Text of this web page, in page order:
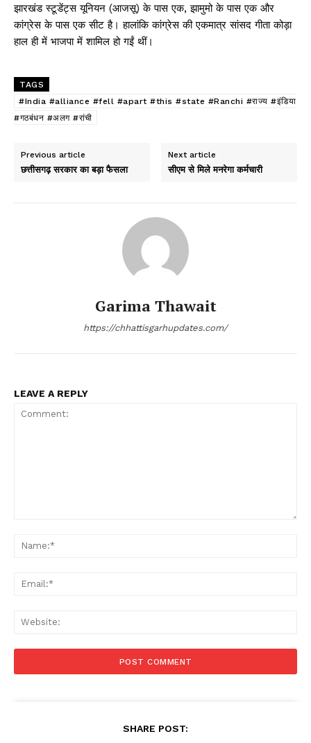
झारखंड स्टूडेंट्स यूनियन (आजसू) के पास एक, झामुमो के पास एक और
कांग्रेस के पास एक सीट है। हालांकि कांग्रेस की एकमात्र सांसद गीता कोड़ा
हाल ही में भाजपा में शामिल हो गईं थीं।
TAGS
#India #alliance #fell #apart #this #state #Ranchi #राज्य #इंडिया
#गठबंधन #अलग #रांची
Previous article
छत्तीसगढ़ सरकार का बड़ा फैसला
Next article
सीएम से मिले मनरेगा कर्मचारी
Garima Thawait
https://chhattisgarhupdates.com/
LEAVE A REPLY
SHARE POST: